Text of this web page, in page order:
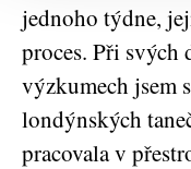
jednoho týdne,
proces. Při svých
výzkumech jsem
londýnských
pracovala v